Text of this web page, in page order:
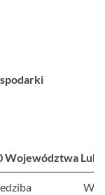
Województwa